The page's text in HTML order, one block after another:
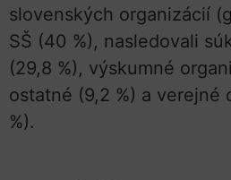
slovenských organizácií
SŠ (40 %), nasledovali
(29,8 %), výskumné
ostatné (9,2 %) a verejné
%).